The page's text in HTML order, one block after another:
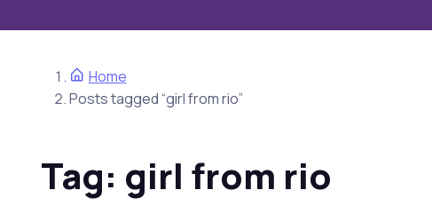
Home
Posts tagged “girl from rio”
Tag: girl from rio